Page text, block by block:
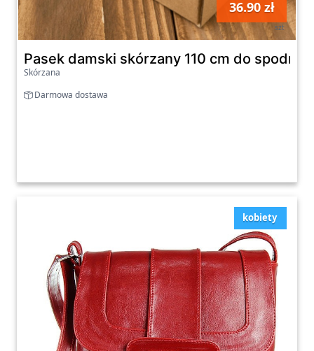
36.90 zł
szt
Pasek damski skórzany 110 cm do spodni
Skórzana
Darmowa dostawa
kobiety